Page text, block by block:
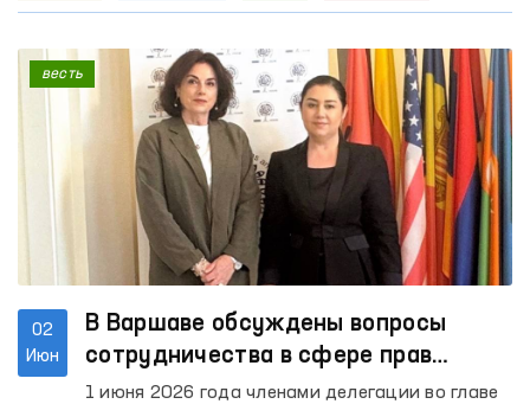
02
Июн
В Варшаве обсуждены вопросы
сотрудничества в сфере прав
человека
1 июня 2026 года членами делегации во главе
весть